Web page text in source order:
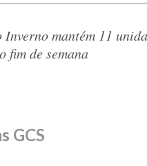
Inverno mantém 11
fim de semana
GCS